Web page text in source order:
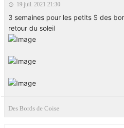
19 juil. 2021 21:30
3 semaines pour les petits S des
retour du soleil
Des Bords de Coise